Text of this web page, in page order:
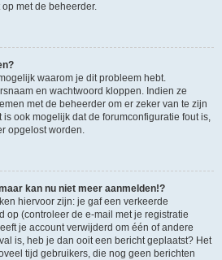
met de beheerder.
waarom je dit probleem hebt.
en wachtwoord kloppen. Indien ze
met de beheerder om er zeker van te zijn
ook mogelijk dat de forumconfiguratie fout is,
opgelost worden.
kan nu niet meer aanmelden!?
hiervoor zijn: je gaf een verkeerde
op (controleer de e-mail met je registratie
je account verwijderd om één of andere
is, heb je dan ooit een bericht geplaatst? Het
tijd gebruikers, die nog geen berichten